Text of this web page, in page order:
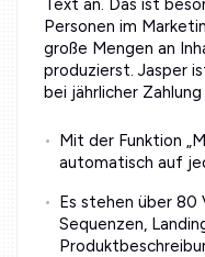
Text an. Das ist
Personen im
große Mengen an
produzierst. Jasper
bei jährlicher
Mit der Funktion
automatisch auf
Es stehen über 80
Sequenzen,